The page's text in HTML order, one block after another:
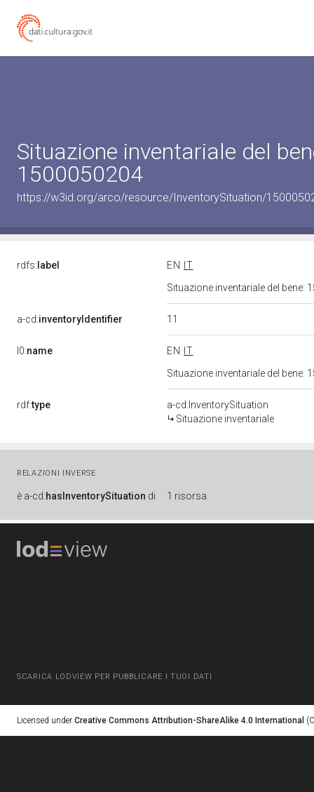
Situazione inventariale del
1500050204
https://w3id.org/arco/resource/InventorySituation/
rdfs: label EN
IT
Situazione inventariale del bene:
a-cd:inventoryIdentifier 11
l0:name EN
IT
Situazione inventariale del bene:
rdf:type
a-cd:InventorySituation
Situazione inventariale
RELAZIONI INVERSE
è a-cd:hasInventorySituation di 1 risorsa
SCARICA LODVIEW PER PUBBLICARE I TUOI DATI
Licensed under Creative Commons Attribution-ShareAlike 4.0 International